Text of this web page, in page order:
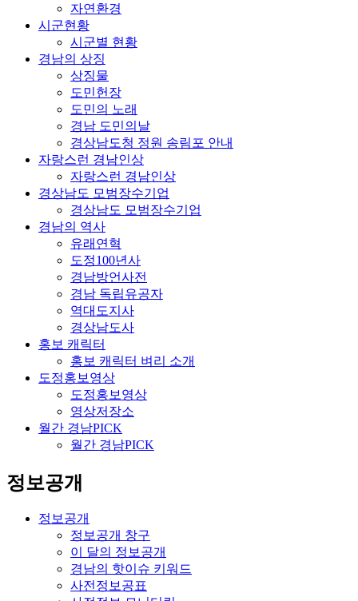
자연환경
시군현황
시군별 현황
경남의 상징
상징물
도민헌장
도민의 노래
경남 도민의날
경상남도청 정원 송림포 안내
자랑스런 경남인상
자랑스런 경남인상
경상남도 모범장수기업
경상남도 모범장수기업
경남의 역사
유래연혁
도정100년사
경남방언사전
경남 독립유공자
역대도지사
경상남도사
홍보 캐릭터
홍보 캐릭터 벼리 소개
도정홍보영상
도정홍보영상
영상저장소
월간 경남PICK
월간 경남PICK
정보공개
정보공개
정보공개 창구
이 달의 정보공개
경남의 핫이슈 키워드
사전정보공표